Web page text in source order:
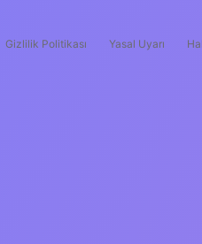
Gizlilik Politikası Yasal Uyarı